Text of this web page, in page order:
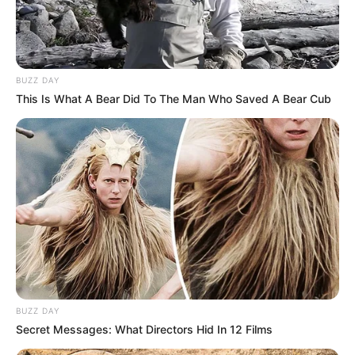
e Dwayne Johnson" soll ihn in "The Legend Of Zeld
a" spielen
"Ich will dieses System zerstören": Horror-Regie-Tal
ent Jane Schoenbrun packt über bittere Studio-Absa
Zu verstörend für die Öffentlichkeit: Dieses Horrorfil
m-Poster wurde jetzt verboten
Überraschendes "X-Men"-Casting: Netflix-Star wird
zum Mutanten Cyclops
Ihr habt euch diesen Action-Kracher gekauft? Dann
habt ihr jetzt wahrscheinlich einen falschen Film zuh
ause! Das müsst ihr nun tun
Wir kriegen Christian Bale & Nicolas Cage NICHT i
m Kino zu sehen: "Madden" kommt direkt zu Amazo
n Prime Video
BUZZ DAY
This Is What A Bear Did To The Man Who Saved A Bear Cub
BUZZ DAY
Secret Messages: What Directors Hid In 12 Films